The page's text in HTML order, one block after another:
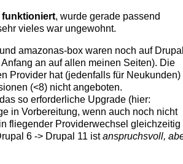
funktioniert, wurde gerade passend
vieles war ungewohnt.
amazonas-box waren noch auf
an auf allen meinen Seiten). Die
Provider hat (jedenfalls für Neukunden)
(<8) nicht angeboten.
so erforderliche Upgrade (hier:
in Vorbereitung, wenn auch noch nicht
fliegender Providerwechsel gleichzeitig
6 -> Drupal 11 istanspruchsvoll,